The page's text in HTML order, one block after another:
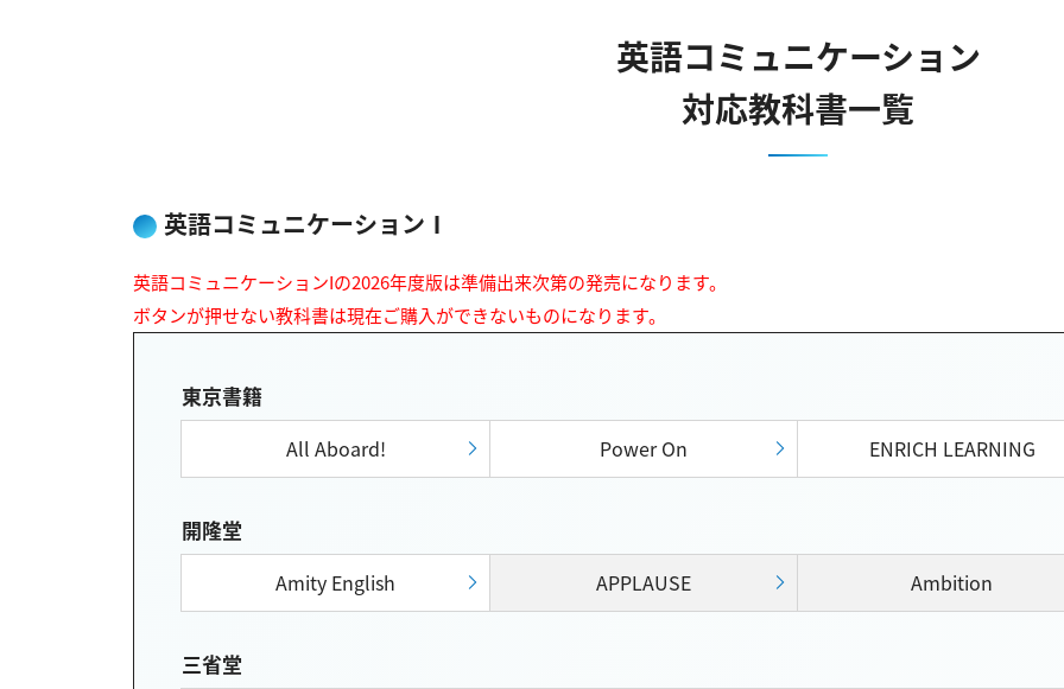
英語コミュニケーション
対応教科書一覧
英語コミュニケーションⅠ
英語コミュニケーションIの2026年度版は準備出来次第の発売になります。
ボタンが押せない教科書は現在ご購入ができないものになります。
東京書籍
All Aboard! Power On ENRICH LEARNING
開隆堂
Amity English APPLAUSE Ambition
三省堂